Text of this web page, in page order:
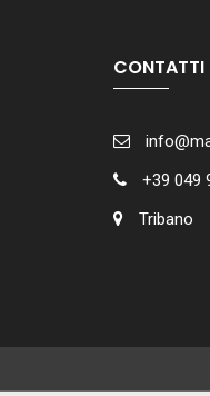
CONTATTI
+39 049
Tribano